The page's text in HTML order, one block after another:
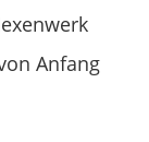
Anfang